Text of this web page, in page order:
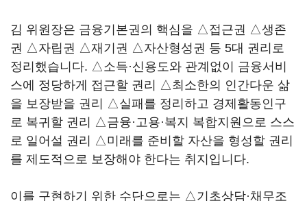
김 위원장은 금융기본권의 핵심을 △접근권 △생존
권 △자립권 △재기권 △자산형성권 등 5대 권리로
정리했습니다. △소득·신용도와 관계없이 금융서비
스에 정당하게 접근할 권리 △최소한의 인간다운 삶
을 보장받을 권리 △실패를 정리하고 경제활동인구
로 복귀할 권리 △금융·고용·복지 복합지원으로 스스
로 일어설 권리 △미래를 준비할 자산을 형성할 권리
를 제도적으로 보장해야 한다는 취지입니다.
이를 구현하기 위한 수단으로는 △기초상담·채무조